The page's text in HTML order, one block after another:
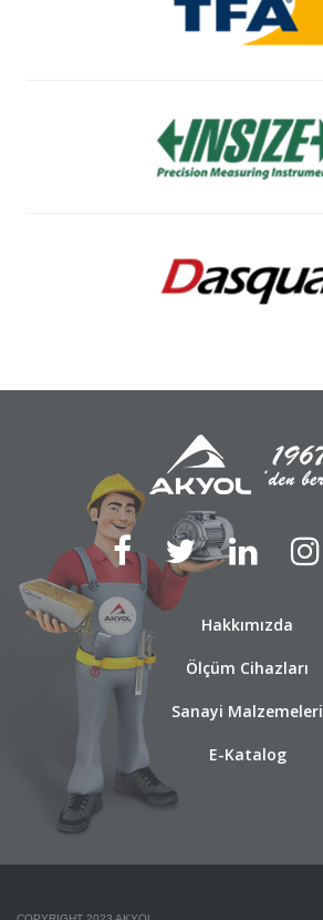
Hakkımızda
Ölçüm Cihazları
Sanayi Malzemeleri
E-Katalog